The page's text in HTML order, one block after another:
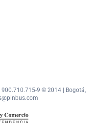
900.710.715-9 © 2014 | Bogotá,